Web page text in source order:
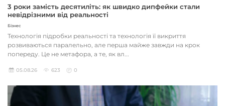
3 роки замість десятиліть: як швидко дипфейки стали
невідрізними від реальності
Бізнес
Технологія підробки реальності та технологія її викриття
розвиваються паралельно, але перша майже завжди на крок
попереду. Це не метафора, а те, як вл...
05.08.26 623 0